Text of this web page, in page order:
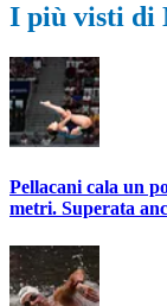
I più visti di
Pellacani cala un
metri. Superata